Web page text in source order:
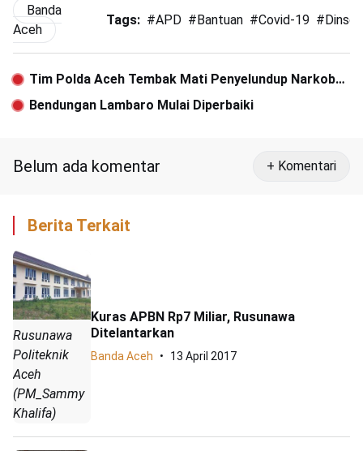
Banda
Aceh
Tags: #APD # Bantuan #Covid-19 #
Tim Polda Aceh Tembak Mati Penyelundup Narkoba
di Aceh Timur
Bendungan Lambaro Mulai Diperbaiki
Belum ada komentar + Komentari
Berita Terkait
Rusunawa
Politeknik
Aceh
(PM_Sammy
Khalifa)
Kuras APBN Rp7 Miliar, Rusunawa
Ditelantarkan
Banda Aceh 13 April 2017